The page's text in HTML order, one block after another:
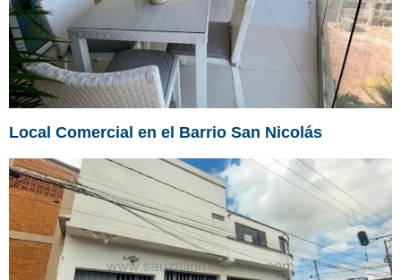
Local Comercial en el Barrio San Nicolás